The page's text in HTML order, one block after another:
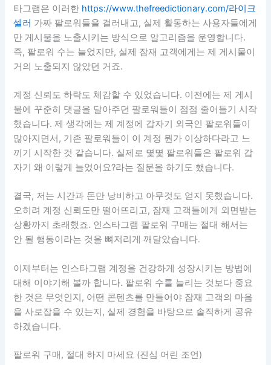
타그램은 이러한 https://www.thefreedictionary.com/라이크
셀러 가짜 팔로워들을 걸러내고, 실제 활동하는 사용자들에게
만 게시물을 노출시키는 방식으로 알고리즘을 운영합니다.
즉, 팔로워 수는 늘었지만, 실제 잠재 고객에게는 제 게시물이
거의 노출되지 않았던 거죠.
계정 신뢰도 하락도 체감할 수 있었습니다. 이전에는 제 게시
물에 꾸준히 댓글을 달아주던 팔로워들이 점점 줄어들기 시작
했습니다. 제 생각에는 제 계정에 갑자기 외국인 팔로워들이
많아지면서, 기존 팔로워들이 이 계정 뭔가 이상하다라고 느
끼기 시작한 것 같습니다. 실제로 몇몇 팔로워들은 팔로워 갑
자기 왜 이렇게 늘었어요?라는 질문을 하기도 했습니다.
결국, 저는 시간과 돈만 낭비하고 아무것도 얻지 못했습니다.
오히려 계정 신뢰도만 떨어뜨리고, 잠재 고객들에게 외면받는
상황까지 초래했죠. 인스타그램 팔로워 구매는 절대 해서는
안 될 행동이라는 것을 뼈저리게 깨달았습니다.
이제부터는 인스타그램 계정을 건강하게 성장시키는 방법에
대해 이야기해 볼까 합니다. 팔로워 수를 늘리는 것보다 중요
한 것은 무엇인지, 어떤 콘텐츠를 만들어야 잠재 고객의 마음
을 사로잡을 수 있는지, 실제 경험을 바탕으로 솔직하게 공유
하겠습니다.
팔로워 구매, 절대 하지 마세요 (진심 어린 조언)